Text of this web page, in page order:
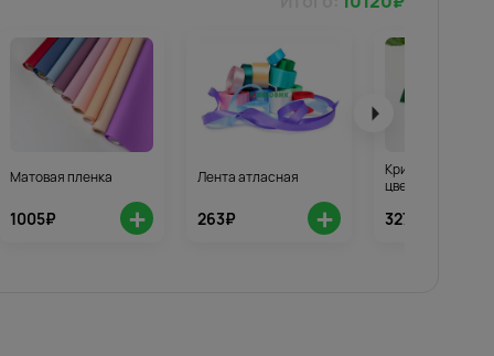
Матовая пленка
1005₽ +
Лента атласная
263₽ +
Кризал для
цветов 3шт.
327₽